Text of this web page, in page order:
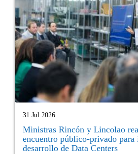
31 Jul 2026
Ministras Rincón y Lincolao
encuentro público-privado para
desarrollo de Data Centers